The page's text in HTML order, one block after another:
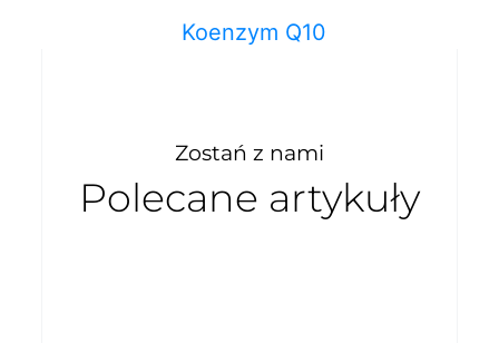
Koenzym Q10
Zostań z nami
Polecane artykuły